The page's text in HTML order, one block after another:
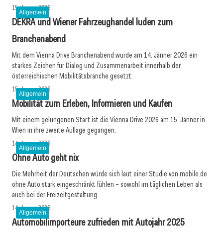
Allgemein
15. Januar 2026
DEKRA und Wiener Fahrzeughandel luden zum
Branchenabend
Mit dem Vienna Drive Branchenabend wurde am 14. Jänner 2026 ein
starkes Zeichen für Dialog und Zusammenarbeit innerhalb der
österreichischen Mobilitätsbranche gesetzt.
Allgemein
15. Januar 2026
Mobilität zum Erleben, Informieren und Kaufen
Mit einem gelungenen Start ist die Vienna Drive 2026 am 15. Jänner in
Wien in ihre zweite Auflage gegangen.
Allgemein
14. Januar 2026
Ohne Auto geht nix
Die Mehrheit der Deutschen würde sich laut einer Studie von mobile.de
ohne Auto stark eingeschränkt fühlen – sowohl im täglichen Leben als
auch bei der Freizeitgestaltung.
Allgemein
14. Januar 2026
Automobilimporteure zufrieden mit Autojahr 2025